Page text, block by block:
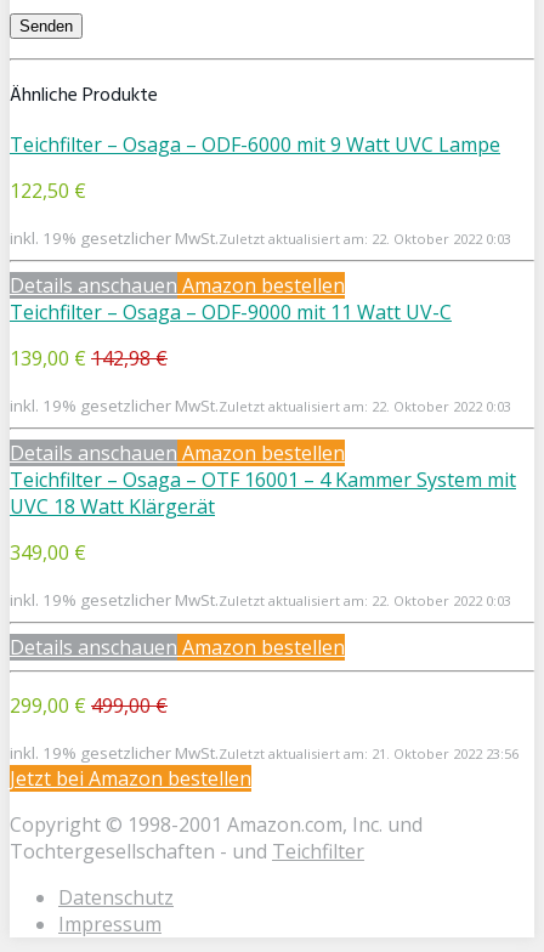
Ähnliche Produkte
Teichfilter – Osaga – ODF-6000 mit 9 Watt UVC Lampe
122,50 €
inkl. 19% gesetzlicher MwSt.Zuletzt aktualisiert am: 22. Oktober 2022 0:03
Details anschauen Amazon bestellen
Teichfilter – Osaga – ODF-9000 mit 11 Watt UV-C
139,00 € 142,98 €
inkl. 19% gesetzlicher MwSt.Zuletzt aktualisiert am: 22. Oktober 2022 0:03
Details anschauen Amazon bestellen
Teichfilter – Osaga – OTF 16001 – 4 Kammer System mit
UVC 18 Watt Klärgerät
349,00 €
inkl. 19% gesetzlicher MwSt.Zuletzt aktualisiert am: 22. Oktober 2022 0:03
Details anschauen Amazon bestellen
299,00 € 499,00 €
inkl. 19% gesetzlicher MwSt.Zuletzt aktualisiert am: 21. Oktober 2022 23:56
Jetzt bei Amazon bestellen
Copyright © 1998-2001 Amazon.com, Inc. und
Tochtergesellschaften - und Teichfilter
Datenschutz
Impressum